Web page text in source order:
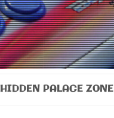
HIDDEN PALACE ZONE